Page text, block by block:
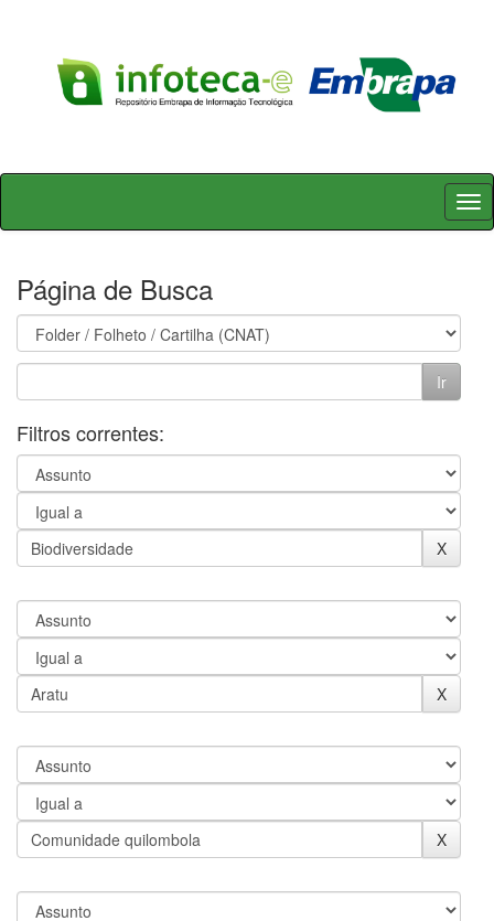
Skip
Página de Busca
Filtros correntes: